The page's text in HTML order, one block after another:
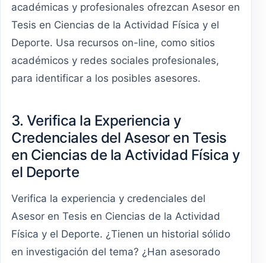
académicas y profesionales ofrezcan Asesor en
Tesis en Ciencias de la Actividad Física y el
Deporte. Usa recursos on-line, como sitios
académicos y redes sociales profesionales,
para identificar a los posibles asesores.
3. Verifica la Experiencia y
Credenciales del Asesor en Tesis
en Ciencias de la Actividad Física y
el Deporte
Verifica la experiencia y credenciales del
Asesor en Tesis en Ciencias de la Actividad
Física y el Deporte. ¿Tienen un historial sólido
en investigación del tema? ¿Han asesorado